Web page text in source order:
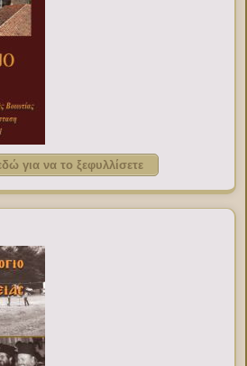
για να το ξεφυλλίσετε